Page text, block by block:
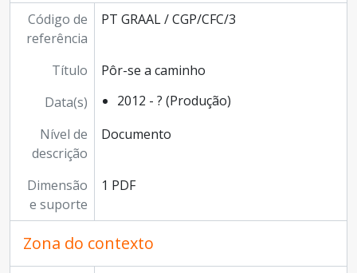
[Documento] Convite para a aprentação no Terraço do livro:
[Documento composto] JT - Jovens no Terraço
[Coleção] CHO - Arquivo Audio
Código de
referência
PT GRAAL / CGP/CFC/3
Título
Pôr-se a caminho
Data(s)
2012 - ? (Produção)
Nível de
descrição
Documento
Dimensão
e suporte
1 PDF
Zona do contexto